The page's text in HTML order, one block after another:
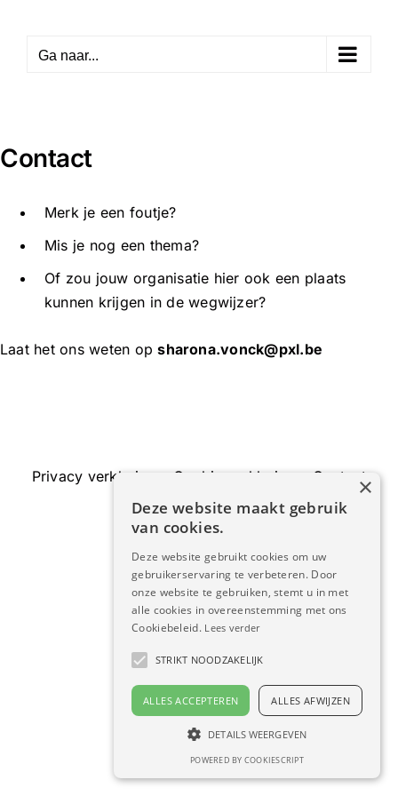
contentGa naar...
Contact
Merk je een foutje?
Mis je nog een thema?
Of zou jouw organisatie hier ook een plaats
kunnen krijgen in de wegwijzer?
Laat het ons weten opsharona.vonck@pxl.be
Privacy verklaring Cookie verklaring Contact×
Deze website maakt gebruik
van cookies.
Deze website gebruikt cookies om uw
gebruikerservaring te verbeteren. Door
onze website te gebruiken, stemt u in met
alle cookies in overeenstemming met ons
Cookiebeleid. Lees verder
STRIKT NOODZAKELIJK
ALLES ACCEPTEREN ALLES AFWIJZEN
DETAILS WEERGEVEN
POWERED BY COOKIESCRIPT